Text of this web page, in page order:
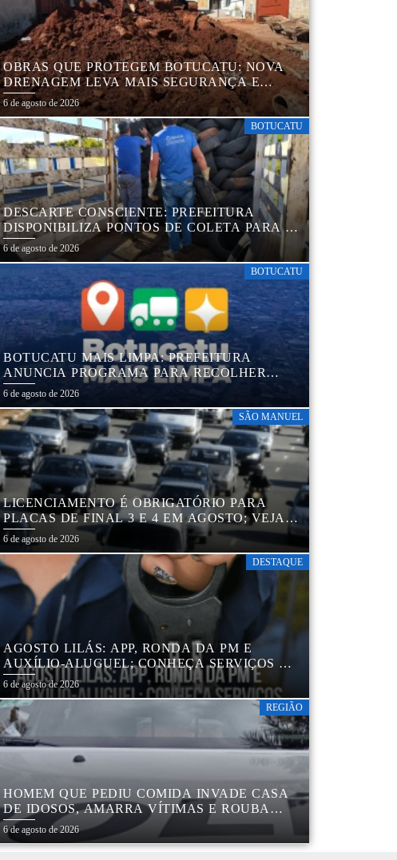
OBRAS QUE PROTEGEM BOTUCATU: NOVA
DRENAGEM LEVA MAIS SEGURANÇA E
TRANQUILIDADE AOS MORADORES DA
COHAB 5
6 de agosto de 2026
BOTUCATU
DESCARTE CONSCIENTE: PREFEITURA
DISPONIBILIZA PONTOS DE COLETA PARA O
DESCARTE AMBIENTALMENTE CORRETO DE
PNEUS, GARANTINDO DESTINAÇÃO
ADEQUADA E PRESERVAÇÃO AMBIENTAL
6 de agosto de 2026
BOTUCATU
BOTUCATU MAIS LIMPA: PREFEITURA
ANUNCIA PROGRAMA PARA RECOLHER
MÓVEIS, PNEUS, COLCHÕES E OUTROS
MATERIAIS SEM USO
6 de agosto de 2026
SÃO MANUEL
LICENCIAMENTO É OBRIGATÓRIO PARA
PLACAS DE FINAL 3 E 4 EM AGOSTO; VEJA
CALENDÁRIO
6 de agosto de 2026
DESTAQUE
AGOSTO LILÁS: APP, RONDA DA PM E
AUXÍLIO-ALUGUEL; CONHEÇA SERVIÇOS DA
REDE DE PROTEÇÃO ÀS MULHERES NO
ESTADO DE SP
6 de agosto de 2026
REGIÃO
HOMEM QUE PEDIU COMIDA INVADE CASA
DE IDOSOS, AMARRA VÍTIMAS E ROUBA
OBJETOS
6 de agosto de 2026